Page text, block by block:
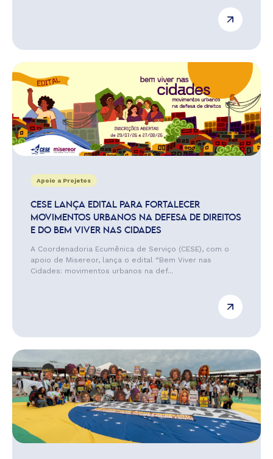
Apoio a Projetos
CESE LANÇA EDITAL PARA FORTALECER
MOVIMENTOS URBANOS NA DEFESA DE DIREITOS
E DO BEM VIVER NAS CIDADES
A Coordenadoria Ecumênica de Serviço (CESE), com o
apoio de Misereor, lança o edital “Bem Viver nas
Cidades: movimentos urbanos na def...